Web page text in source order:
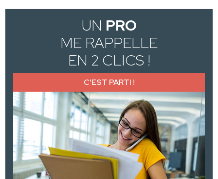
UN PRO
ME RAPPELLE
EN 2 CLICS !
C'EST PARTI !